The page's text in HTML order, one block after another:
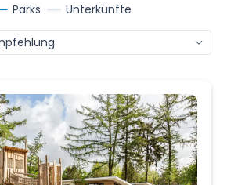
Parks Unterkünfte